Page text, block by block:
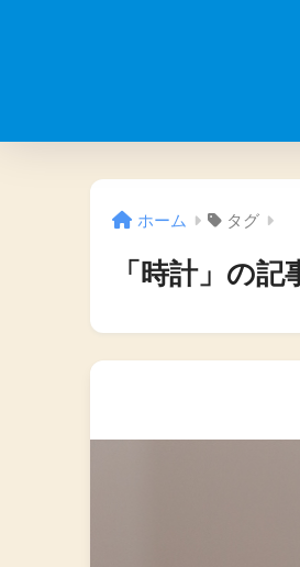
ホーム タグ
「時計」の記